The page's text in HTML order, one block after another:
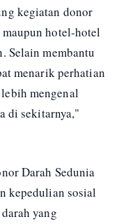
kegiatan donor
hotel-hotel
Selain membantu
menarik perhatian
mengenal
di sekitarnya,"
Darah Sedunia
kepedulian sosial
yang